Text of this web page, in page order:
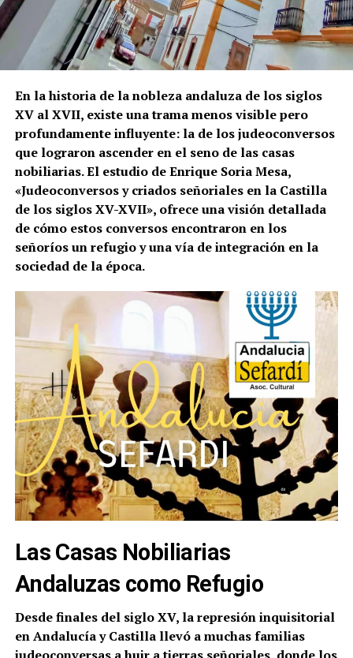
En la historia de la nobleza andaluza de los siglos
XV al XVII, existe una trama menos visible pero
profundamente influyente: la de los judeoconversos
que lograron ascender en el seno de las casas
nobiliarias. El estudio de Enrique Soria Mesa,
«Judeoconversos y criados señoriales en la Castilla
de los siglos XV-XVII», ofrece una visión detallada
de cómo estos conversos encontraron en los
señoríos un refugio y una vía de integración en la
sociedad de la época.
Las Casas Nobiliarias
Andaluzas como Refugio
Desde finales del siglo XV, la represión inquisitorial
en Andalucía y Castilla llevó a muchas familias